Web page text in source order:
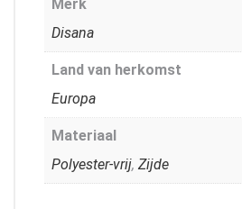
Merk
Disana
Land van herkomst
Europa
Materiaal
Polyester-vrij, Zijde